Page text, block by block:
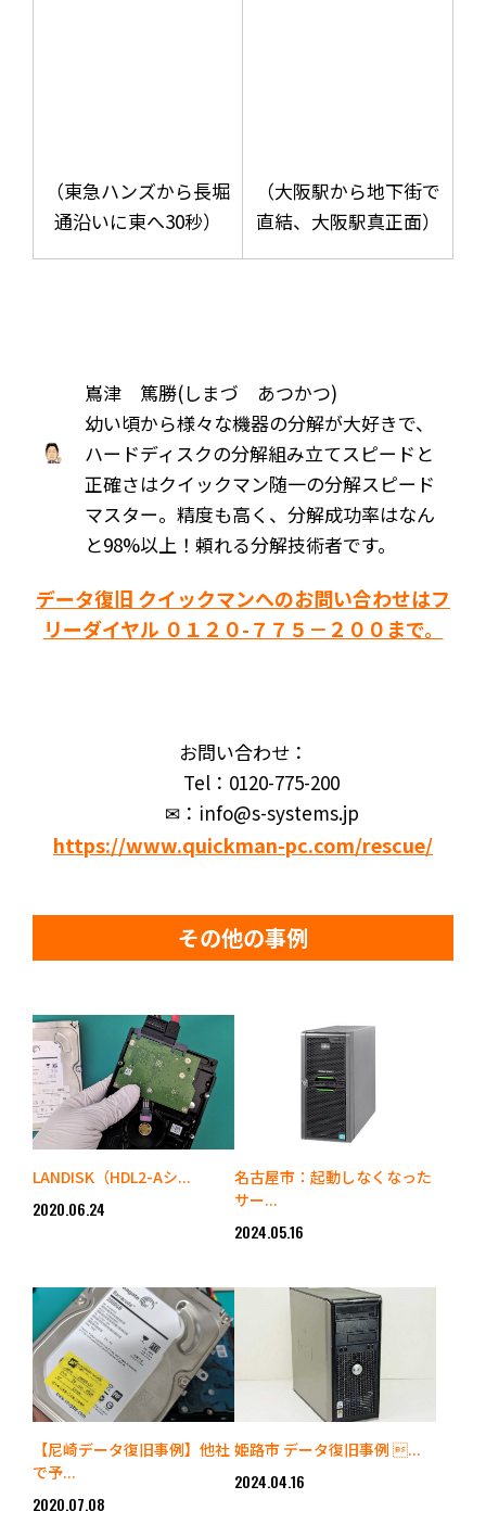
（東急ハンズから長堀
通沿いに東へ30秒）
（大阪駅から地下街で
直結、大阪駅真正面）
嶌津 篤勝(しまづ あつかつ)
幼い頃から様々な機器の分解が大好きで、
ハードディスクの分解組み立てスピードと
正確さはクイックマン随一の分解スピード
マスター。精度も高く、分解成功率はなん
と98%以上！頼れる分解技術者です。
データ復旧 クイックマンへのお問い合わせはフ
リーダイヤル ０１２０-７７５－２００まで。
お問い合わせ：
Tel：0120-775-200
✉：info@s-systems.jp
https://www.quickman-pc.com/rescue/
その他の事例
LANDISK（HDL2-Aシ...
2020.06.24
名古屋市：起動しなくなった
サー...
2024.05.16
【尼崎データ復旧事例】他社
で予...
2020.07.08
姫路市 データ復旧事例 ...
2024.04.16